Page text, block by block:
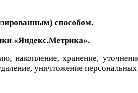
способом.
«Яндекс.Метрика».
накопление, хранение,
уничтожение